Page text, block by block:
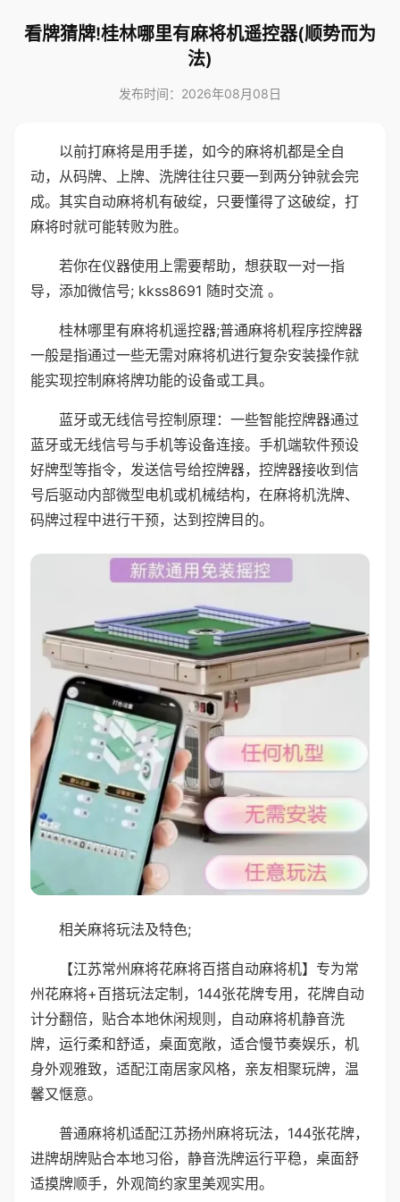
看牌猜牌!桂林哪里有麻将机遥控器(顺势而为
法)
发布时间：2026年08月08日
以前打麻将是用手搓，如今的麻将机都是全自
动，从码牌、上牌、洗牌往往只要一到两分钟就会完
成。其实自动麻将机有破绽，只要懂得了这破绽，打
麻将时就可能转败为胜。
若你在仪器使用上需要帮助，想获取一对一指
导，添加微信号; kkss8691 随时交流 。
桂林哪里有麻将机遥控器;普通麻将机程序控牌器
一般是指通过一些无需对麻将机进行复杂安装操作就
能实现控制麻将牌功能的设备或工具。
蓝牙或无线信号控制原理：一些智能控牌器通过
蓝牙或无线信号与手机等设备连接。手机端软件预设
好牌型等指令，发送信号给控牌器，控牌器接收到信
号后驱动内部微型电机或机械结构，在麻将机洗牌、
码牌过程中进行干预，达到控牌目的。
相关麻将玩法及特色;
【江苏常州麻将花麻将百搭自动麻将机】专为常
州花麻将+百搭玩法定制，144张花牌专用，花牌自动
计分翻倍，贴合本地休闲规则，自动麻将机静音洗
牌，运行柔和舒适，桌面宽敞，适合慢节奏娱乐，机
身外观雅致，适配江南居家风格，亲友相聚玩牌，温
馨又惬意。
普通麻将机适配江苏扬州麻将玩法，144张花牌，
进牌胡牌贴合本地习俗，静音洗牌运行平稳，桌面舒
适摸牌顺手，外观简约家里美观实用。